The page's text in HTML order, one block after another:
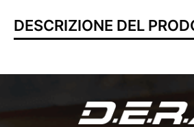
DESCRIZIONE DEL